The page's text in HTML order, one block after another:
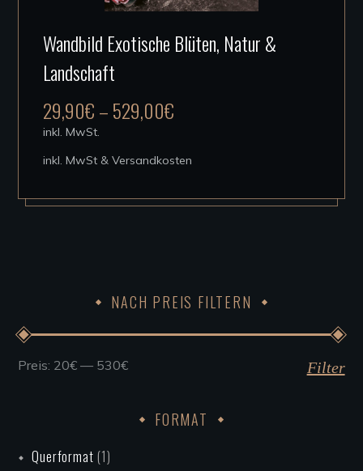
Produkt
Die
gewählt
werden
Wandbild Exotische Blüten, Natur &
Landschaft
29,90€–529,00€
inkl. MwSt.
inkl. MwSt & Versandkosten
NACH PREIS FILTERN
Min.
Max.
Filter
Preis: 20€ — 530€
FORMAT
Querformat (1)